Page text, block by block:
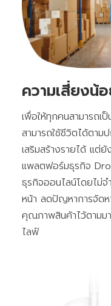
ความเสี่ยงน้
เพื่อให้ทุกคนสามารถเ
สามารถใช้ชีวิตได้ตา
เสริมสร้างรายได้ แต่
แพลตฟอร์มธุรกิจ
ธุรกิจออนไลน์โดยไม่
หน้า ลดปัญหาการจัดห
คุณภาพสินค้าไว้ตามม
ไลฟ์